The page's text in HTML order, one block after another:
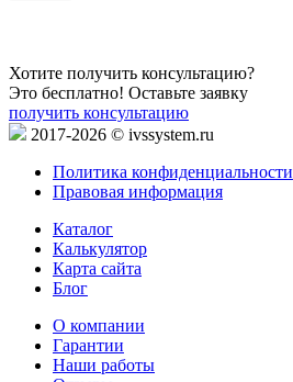
Хотите получить консультацию?
Это бесплатно! Оставьте заявку
получить консультацию
2017-2026 © ivssystem.ru
Политика конфиденциальности
Правовая информация
Каталог
Калькулятор
Карта сайта
Блог
О компании
Гарантии
Наши работы